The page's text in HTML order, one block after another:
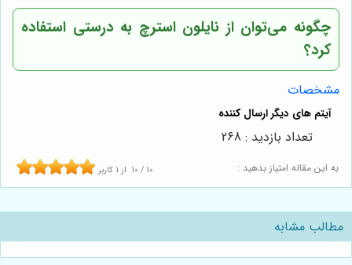
چگونه می‌توان از نایلون استرچ به درستی استفاده
کرد؟
مشخصات
به این مقاله امتیاز بدهید : 10 / 10 از1 کاربر
تعداد بازدید : 268
مطالب مشابه